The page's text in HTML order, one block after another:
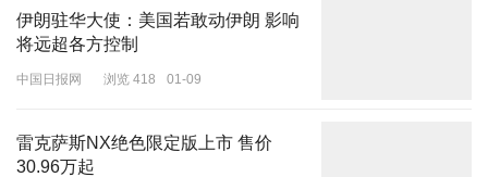
伊朗驻华大使：美国若敢动伊朗 影响
将远超各方控制
中国日报网 浏览 418 01-09
雷克萨斯NX绝色限定版上市 售价
30.96万起